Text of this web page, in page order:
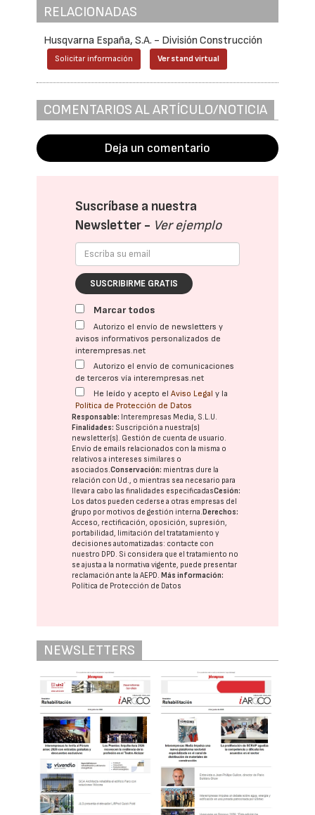
RELACIONADAS
Husqvarna España, S.A. - División Construcción
Solicitar información Ver stand virtual
COMENTARIOS AL ARTÍCULO/NOTICIA
Deja un comentario
Suscríbase a nuestra
Newsletter - Ver ejemplo
SUSCRIBIRME GRATIS
Marcar todos
Autorizo el envío de newsletters y
avisos informativos personalizados de
interempresas.net
Autorizo el envío de comunicaciones
de terceros vía interempresas.net
He leído y acepto elAviso Legal y la
Política de Protección de Datos
Responsable: Interempresas Media, S.L.U.
Finalidades: Suscripción a nuestra(s)
newsletter(s). Gestión de cuenta de usuario.
Envío de emails relacionados con la misma o
relativos a intereses similares o
asociados.Conservación: mientras dure la
relación con Ud., o mientras sea necesario para
llevar a cabo las finalidades especificadasCesión:
Los datos pueden cederse a otras empresas del
grupo por motivos de gestión interna.Derechos:
Acceso, rectificación, oposición, supresión,
portabilidad, limitación del tratatamiento y
decisiones automatizadas: contacte con
nuestro DPD . Si considera que el tratamiento no
se ajusta a la normativa vigente, puede presentar
reclamación ante laAEPD .Más información:
Política de Protección de Datos
NEWSLETTERS